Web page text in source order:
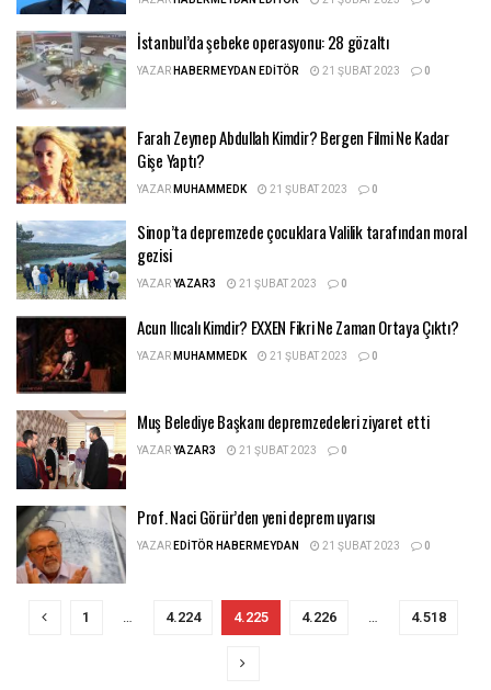
İstanbul’da şebeke operasyonu: 28 gözaltı
YAZARHABERMEYDAN EDITÖR 21 ŞUBAT 2023 0
Farah Zeynep Abdullah Kimdir? Bergen Filmi Ne Kadar
Gişe Yaptı?
YAZARMUHAMMEDK 21 ŞUBAT 2023 0
Sinop’ta depremzede çocuklara Valilik tarafından moral
gezisi
YAZARYAZAR3 21 ŞUBAT 2023 0
Acun Ilıcalı Kimdir? EXXEN Fikri Ne Zaman Ortaya Çıktı?
YAZARMUHAMMEDK 21 ŞUBAT 2023 0
Muş Belediye Başkanı depremzedeleri ziyaret etti
YAZARYAZAR3 21 ŞUBAT 2023 0
Prof. Naci Görür’den yeni deprem uyarısı
YAZAREDITÖR HABERMEYDAN 21 ŞUBAT 2023 0
1 … 4.224 4.225 4.226 … 4.518